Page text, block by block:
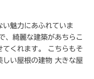
い魅力にあふれていま
、綺麗な建築があちらこ
てくれます。 こちらもそ
しい屋根の建物 大きな屋